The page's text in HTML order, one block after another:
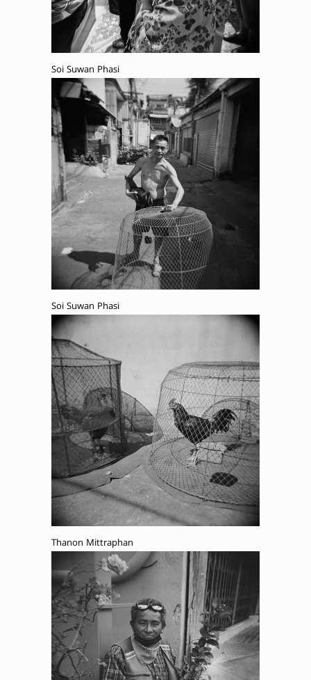
Soi Suwan Phasi
Soi Suwan Phasi
Thanon Mittraphan